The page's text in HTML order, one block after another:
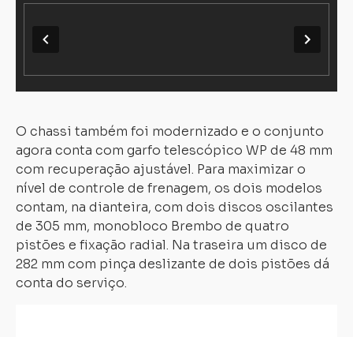
O chassi também foi modernizado e o conjunto
agora conta com garfo telescópico WP de 48 mm
com recuperação ajustável. Para maximizar o
nível de controle de frenagem, os dois modelos
contam, na dianteira, com dois discos oscilantes
de 305 mm, monobloco Brembo de quatro
pistões e fixação radial. Na traseira um disco de
282 mm com pinça deslizante de dois pistões dá
conta do serviço.